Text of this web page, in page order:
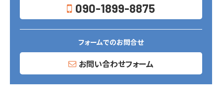
090-1899-8875
フォームでのお問合せ
お問い合わせフォーム